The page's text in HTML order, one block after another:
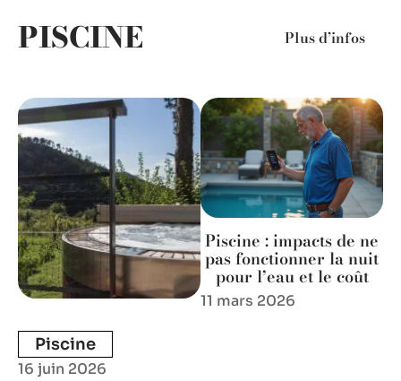
PISCINE Plus d’infos
Piscine
16 juin 2026
Piscine : impacts de ne
pas fonctionner la nuit
pour l’eau et le coût
11 mars 2026